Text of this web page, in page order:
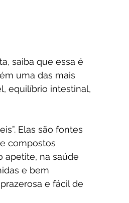
saiba que essa é
uma das mais
equilíbrio intestinal,
Elas são fontes
compostos
apetite, na saúde
e bem
e fácil de